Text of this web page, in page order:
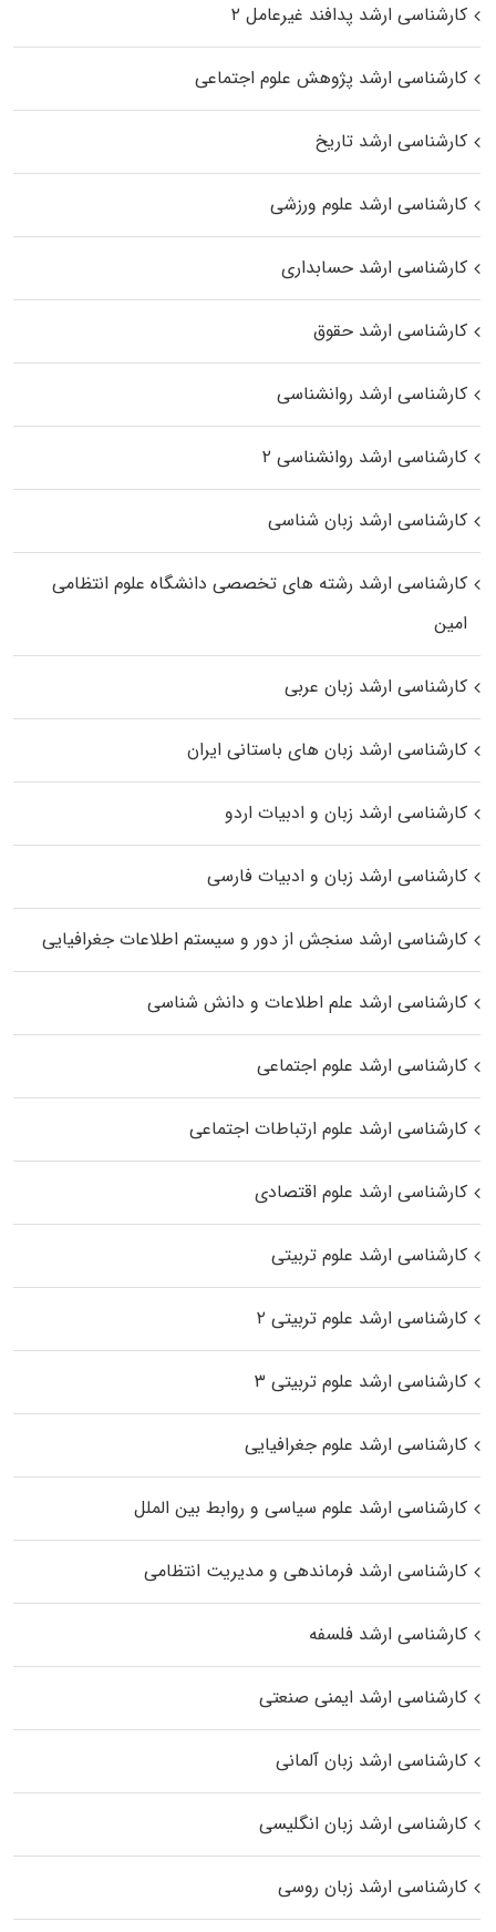
کارشناسی ارشد پدافند غیرعامل ۲
کارشناسی ارشد پژوهش علوم اجتماعی
کارشناسی ارشد تاریخ
کارشناسی ارشد علوم ورزشی
کارشناسی ارشد حسابداری
کارشناسی ارشد حقوق
کارشناسی ارشد روانشناسی
کارشناسی ارشد روانشناسی ۲
کارشناسی ارشد زبان شناسی
کارشناسی ارشد رﺷﺘﻪ ﻫﺎی تخصصی داﻧﺸﮕﺎه ﻋﻠﻮم انتظامی
اﻣﻴﻦ
کارشناسی ارشد زبان عربی
کارشناسی ارشد زبان‌ های باستانی ایران
کارشناسی ارشد زبان و ادبیات اردو
کارشناسی ارشد زبان و ادبیات فارسی
کارشناسی ارشد سنجش از دور و سیستم اطلاعات جغرافیایی
کارشناسی ارشد علم اطلاعات و دانش شناسی
کارشناسی ارشد علوم اجتماعی
کارشناسی ارشد علوم ارتباطات اجتماعی
کارشناسی ارشد علوم اقتصادی
کارشناسی ارشد علوم تربیتی
کارشناسی ارشد علوم تربیتی ۲
کارشناسی ارشد علوم تربیتی ۳
کارشناسی ارشد علوم جغرافیایی
کارشناسی ارشد علوم سیاسی و روابط بین الملل
کارشناسی ارشد فرماندهی و مدیریت انتظامی
کارشناسی ارشد فلسفه
کارشناسی ارشد ایمنی صنعتی
کارشناسی ارشد زبان آلمانی
کارشناسی ارشد زبان انگلیسی
کارشناسی ارشد زبان روسی